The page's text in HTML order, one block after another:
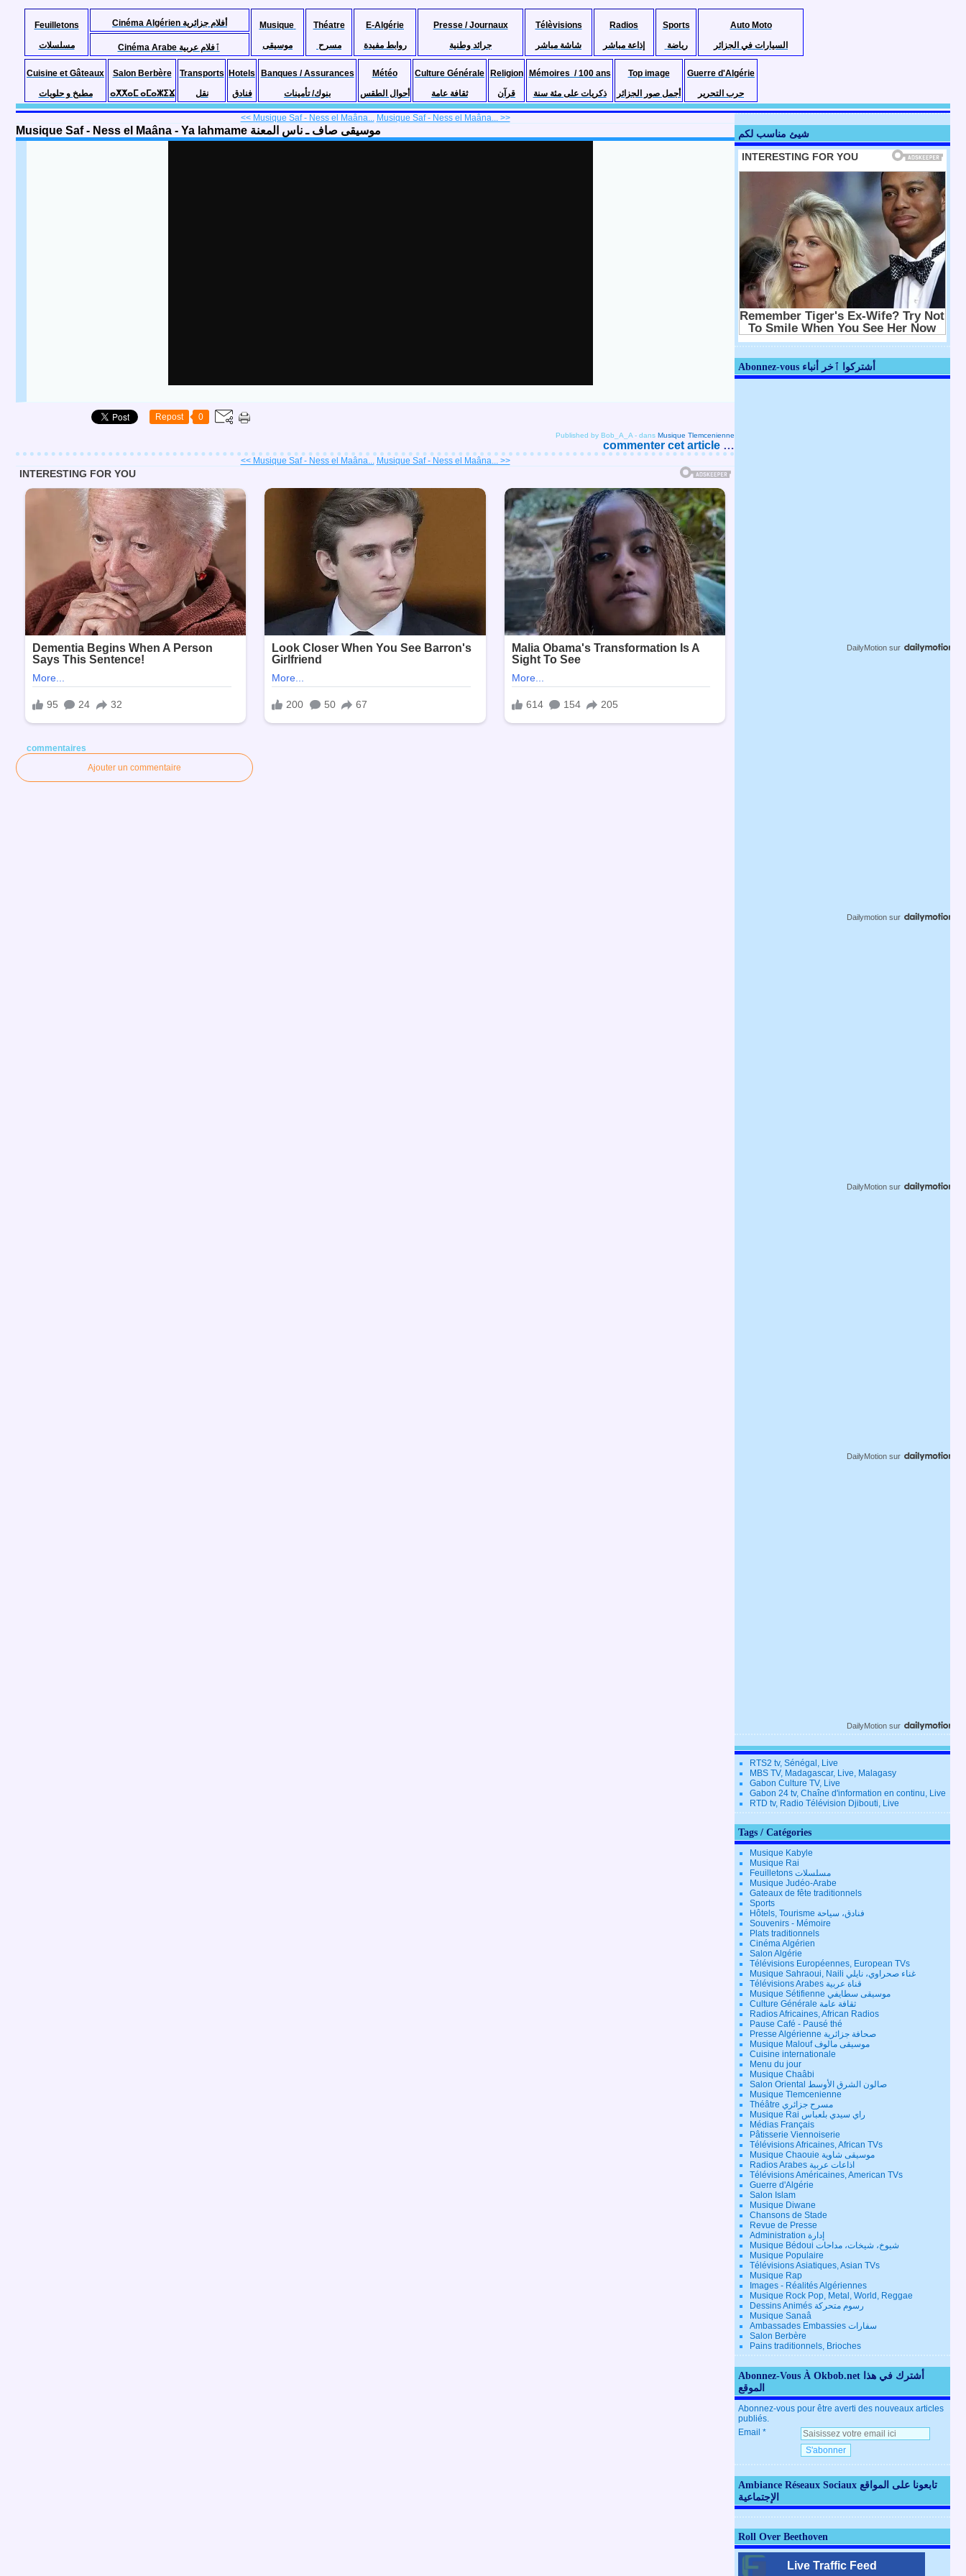
Feuilletons
مسلسلات
Cinéma Algérien أفلام جزائرية
Musique
موسيقى
Théatre
مسرح
E-Algérie
روابط مفيدة
Presse / Journaux
جرائد وطنية
Télèvisions
شاشة مباشر
Radios
إذاعة مباشر
Sports
رياضة
Auto Moto
السيارات في الجزائر
Cinéma Arabe ٱفلام عربية
Cuisine et Gâteaux
مطبخ و حلويات
Salon Berbère
ⴰⵅⵅⴰⵎ ⴰⵎⴰⵣⵉⴴ
Transports
نقل
Hotels
فنادق
Banques / Assurances
بنوك/ تأمينات
Météo
أحوال الطقس
Culture Générale
ثقافة عامة
Religion
قرآن
Mémoires / 100 ans
ذكريات على مئة سنة
Top image
أجمل صور الجزائر
Guerre d'Algérie
حرب التحرير
<< Musique Saf - Ness el Maâna... Musique Saf - Ness el Maâna... >>
Musique Saf - Ness el Maâna - Ya lahmame موسيقى صاف ـ ناس المعنة
Repost 0
Published by Bob_A_A - dans Musique Tlemcenienne
commenter cet article …
<< Musique Saf - Ness el Maâna... Musique Saf - Ness el Maâna... >>
commentaires
Ajouter un commentaire
شيئ مناسب لكم
Abonnez-vous أشتركوا ٱخر أنباء
DailyMotion sur
Dailymotion sur
DailyMotion sur
DailyMotion sur
DailyMotion sur
RTS2 tv, Sénégal, Live
MBS TV, Madagascar, Live, Malagasy
Gabon Culture TV, Live
Gabon 24 tv, Chaîne d'information en continu, Live
RTD tv, Radio Télévision Djibouti, Live
Tags / Catégories
Musique Kabyle
Musique Rai
Feuilletons مسلسلات
Musique Judéo-Arabe
Gateaux de fête traditionnels
Sports
Hôtels, Tourisme فنادق، سياحة
Souvenirs - Mémoire
Plats traditionnels
Cinéma Algérien
Salon Algérie
Télévisions Européennes, European TVs
Musique Sahraoui, Naili غناء صحراوي، نايلي
Télévisions Arabes قناة عربية
Musique Sétifienne موسيقى سطايفي
Culture Générale ثقافة عامة
Radios Africaines, African Radios
Pause Café - Pausé thé
Presse Algérienne صحافة جزائرية
Musique Malouf موسيقى مالوف
Cuisine internationale
Menu du jour
Musique Chaâbi
Salon Oriental صالون الشرق الأوسط
Musique Tlemcenienne
Théâtre مسرح جزائري
Musique Rai راي سيدي بلعباس
Médias Français
Pâtisserie Viennoiserie
Télévisions Africaines, African TVs
Musique Chaouie موسيقى شاوية
Radios Arabes اذاعات عربية
Télévisions Américaines, American TVs
Guerre d'Algérie
Salon Islam
Musique Diwane
Chansons de Stade
Revue de Presse
Administration إدارة
Musique Bédoui شيوخ، شيخات، مداحات
Musique Populaire
Télévisions Asiatiques, Asian TVs
Musique Rap
Images - Réalités Algériennes
Musique Rock Pop, Metal, World, Reggae
Dessins Animés رسوم متحركة
Musique Sanaâ
Ambassades Embassies سفارات
Salon Berbère
Pains traditionnels, Brioches
Abonnez-Vous À Okbob.net أشترك في هذا
الموقع
Abonnez-vous pour être averti des nouveaux articles
publiés.
Email
Ambiance Réseaux Sociaux تابعونا على المواقع
الإجتماعية
Roll Over Beethoven
Live Traffic Feed